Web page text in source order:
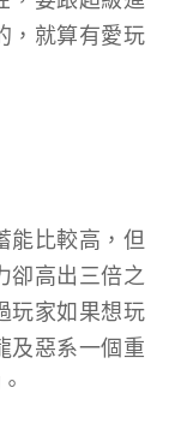
，就算有愛玩
能比較高，但
卻高出三倍之
玩家如果想玩
及惡系一個重